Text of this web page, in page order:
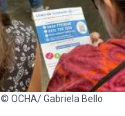
© OCHA/ Gabriela Bello